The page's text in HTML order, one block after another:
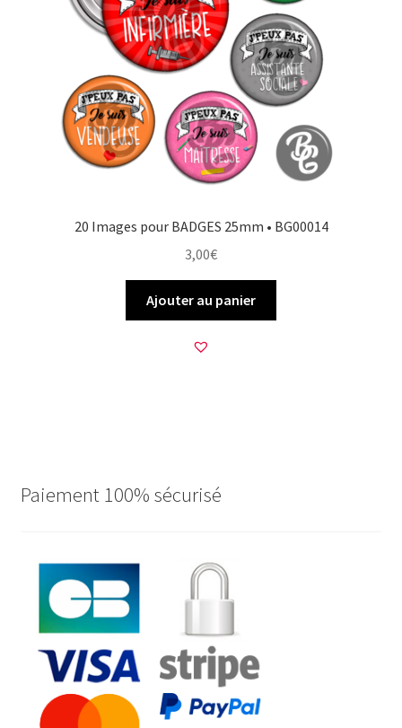
20 Images pour BADGES 25mm • BG00014
3,00€
Ajouter au panier
Paiement 100% sécurisé